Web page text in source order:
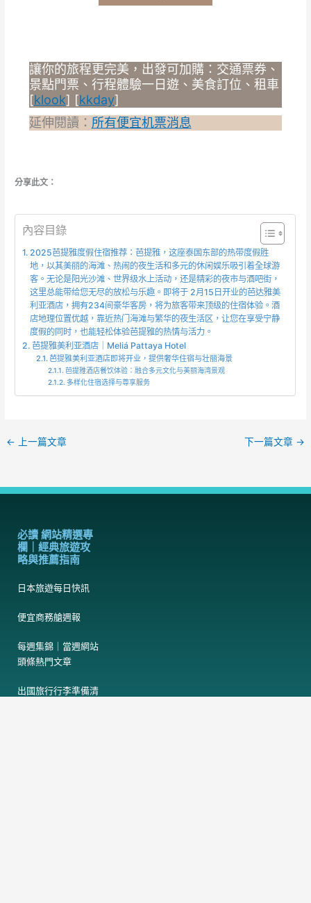
讓你的旅程更完美，出發可加購：交通票券、
景點門票、行程體驗一日遊、美食訂位、租車
[klook] [kkday]
延伸閱讀： 所有便宜机票消息
分享此文：
內容目錄
2025芭提雅度假住宿推荐：芭提雅，这座泰国东部的热带度假胜
地，以其美丽的海滩、热闹的夜生活和多元的休闲娱乐吸引着全球游
客。无论是阳光沙滩、世界级水上活动，还是精彩的夜市与酒吧街，
这里总能带给您无尽的放松与乐趣。即将于 2月15日开业的芭达雅美
利亚酒店，拥有234间豪华客房，将为旅客带来顶级的住宿体验。酒
店地理位置优越，靠近热门海滩与繁华的夜生活区，让您在享受宁静
度假的同时，也能轻松体验芭提雅的热情与活力。
芭提雅美利亚酒店｜Meliá Pattaya Hotel
芭提雅美利亚酒店即将开业，提供奢华住宿与壮丽海景
芭提雅酒店餐饮体验：融合多元文化与美丽海湾景观
多样化住宿选择与尊享服务
← 上一篇文章 下一篇文章 →
必讀 網站精選專
欄｜經典旅遊攻
略與推薦指南
日本旅遊每日快訊
便宜商務艙週報
每週集錦｜當週網站
頭條熱門文章
出國旅行行李準備清